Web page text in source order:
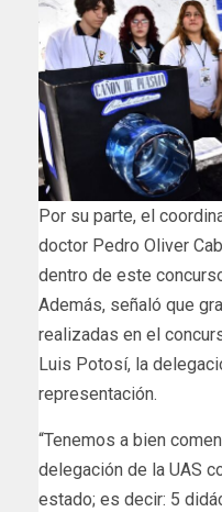
Por su parte, el
doctor Pedro Oliver
dentro de este
Además, señaló que
realizadas en el
Luis Potosí, la
representación.
“Tenemos a bien
delegación de la UAS
estado; es decir: 5